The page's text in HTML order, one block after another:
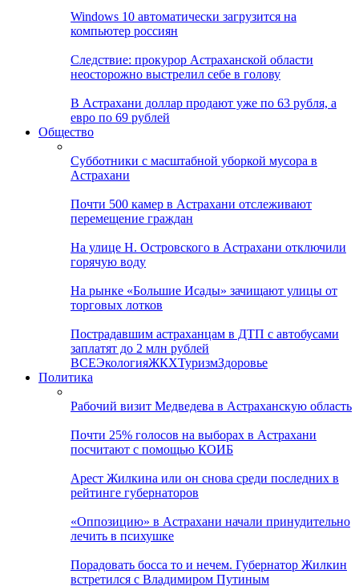
Windows 10 автоматически загрузится на
компьютер россиян
Следствие: прокурор Астраханской области
неосторожно выстрелил себе в голову
В Астрахани доллар продают уже по 63 рубля, а
евро по 69 рублей
Общество
Субботники с масштабной уборкой мусора в
Астрахани
Почти 500 камер в Астрахани отслеживают
перемещение граждан
На улице Н. Островского в Астрахани отключили
горячую воду
На рынке «Большие Исады» зачищают улицы от
торговых лотков
Пострадавшим астраханцам в ДТП с автобусами
заплатят до 2 млн рублей
ВСЕЭкологияЖКХТуризмЗдоровье
Политика
Рабочий визит Медведева в Астраханскую область
Почти 25% голосов на выборах в Астрахани
посчитают с помощью КОИБ
Арест Жилкина или он снова среди последних в
рейтинге губернаторов
«Оппозицию» в Астрахани начали принудительно
лечить в психушке
Порадовать босса то и нечем. Губернатор Жилкин
встретился с Владимиром Путиным